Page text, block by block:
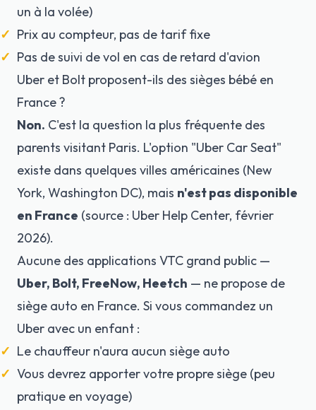
un à la volée)
Prix au compteur, pas de tarif fixe
Pas de suivi de vol en cas de retard d'avion
Uber et Bolt proposent-ils des sièges bébé en
France ?
Non. C'est la question la plus fréquente des
parents visitant Paris. L'option "Uber Car Seat"
existe dans quelques villes américaines (New
York, Washington DC), mais n'est pas disponible
en France (source : Uber Help Center, février
2026).
Aucune des applications VTC grand public —
Uber, Bolt, FreeNow, Heetch — ne propose de
siège auto en France. Si vous commandez un
Uber avec un enfant :
Le chauffeur n'aura aucun siège auto
Vous devrez apporter votre propre siège (peu
pratique en voyage)